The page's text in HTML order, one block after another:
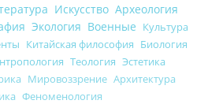
Искусство Археология
Экология Военные Культура
Китайская философия Биология
Теология Эстетика
Мировоззрение Архитектура
Феноменология